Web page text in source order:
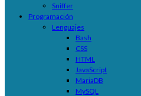
Sniffer
Programación
Lenguajes
Bash
CSS
HTML
JavaScript
MariaDB
MySQL